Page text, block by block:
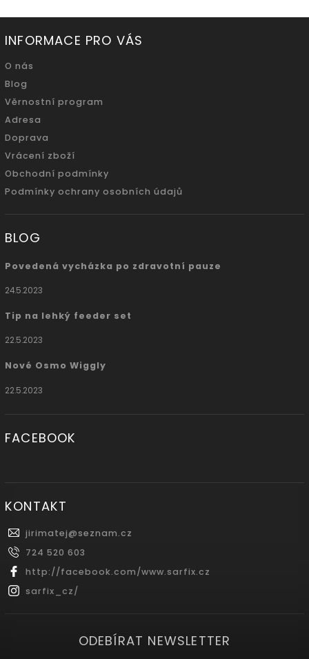
INFORMACE PRO VÁS
O nás
Blog
Věrnostní program
Adresa
Doprava
Vrácení zboží
Obchodní podmínky
Podmínky ochrany osobních údajů
BLOG
Povedená vycházka po zdravotní pauze
24.5.2023
Tip na lehký feeder set
22.5.2023
Nové Osmo Wiggly
22.5.2023
FACEBOOK
KONTAKT
jirimatej@seznam.cz
724 520 603
http://facebook.com/www.sarfix.cz
sarfix_cz/
ODEBÍRAT NEWSLETTER